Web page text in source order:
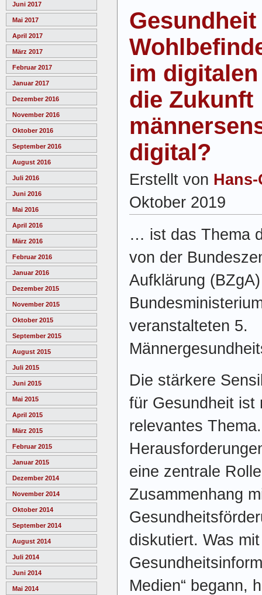
Juni 2017
Mai 2017
April 2017
März 2017
Februar 2017
Januar 2017
Dezember 2016
November 2016
Oktober 2016
September 2016
August 2016
Juli 2016
Juni 2016
Mai 2016
April 2016
März 2016
Februar 2016
Januar 2016
Dezember 2015
November 2015
Oktober 2015
September 2015
August 2015
Juli 2015
Juni 2015
Mai 2015
April 2015
März 2015
Februar 2015
Januar 2015
Dezember 2014
November 2014
Oktober 2014
September 2014
August 2014
Juli 2014
Juni 2014
Mai 2014
im
die Zukunft
digital?
Erstellt von
Oktober 2019
… ist das Thema
von der
Aufklärung
veranstalteten 5.
Die stärkere
für Gesundheit ist
relevantes
eine zentrale
Zusammenhang
diskutiert. Was
Medien“ begann,